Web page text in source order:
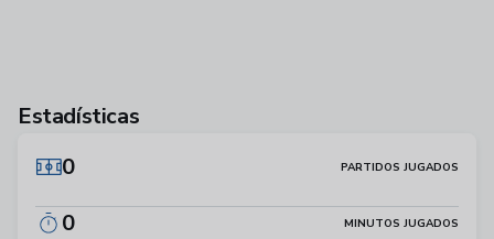
Estadísticas
0
PARTIDOS JUGADOS
0 MINUTOS JUGADOS